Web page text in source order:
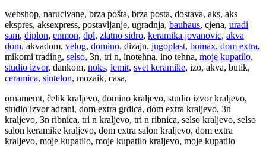
webshop, narucivane, brza pošta, brza posta, dostava, aks, aks
ekspres, aksexpress, postavljanje, ugradnja, bauhaus, cjena, uradi
sam, diplon, enmon, dpl, zlatno sidro, keramika jovanovic, akva
dom, akvadom, velog, domino, dizajn, jugoplast, bomax, dom extra,
mikomi trading, selso, 3n, tri n, inotehna, ino tehna, moje kupatilo,
studio izvor, dankom, noks, lemit, svet keramike, izo, akva, butik,
ceramica, sintelon, mozaik, casa,
ornamemt, čelik kraljevo, domino kraljevo, studio izvor kraljevo,
studio izvor adrani, dom extra grdica, dom extra kraljevo, 3n
kraljevo, 3n ribnica, tri n kraljevo, tri n ribnica, selso kraljevo, selso
salon keramike kraljevo, dom extra salon kraljevo, dom extra
kraljevo, moje kupatilo, moje kupatilo kraljevo, moje kupatilo